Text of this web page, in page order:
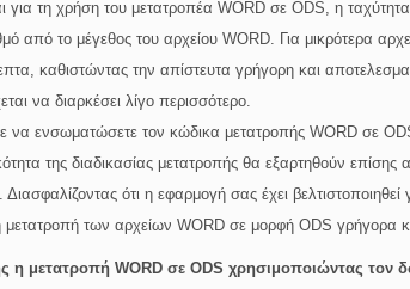
για τη χρήση του μετατροπέα WORD σε ODS, η
από το μέγεθος του αρχείου WORD. Για μικρότερα
καθιστώντας την απίστευτα γρήγορη και
να διαρκέσει λίγο περισσότερο.
να ενσωματώσετε τον κώδικα μετατροπής WORD σε
της διαδικασίας μετατροπής θα εξαρτηθούν επίσης
ότι η εφαρμογή σας έχει βελτιστοποιηθεί
μετατροπή των αρχείων WORD σε μορφή ODS γρήγορα
η μετατροπή WORD σε ODS χρησιμοποιώντας τον